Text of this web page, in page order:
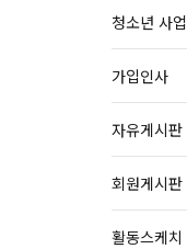
청소년 사업
가입인사
자유게시판
회원게시판
활동스케치